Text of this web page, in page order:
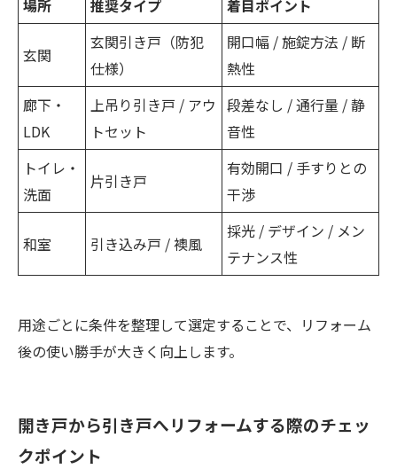
場所 推奨タイプ 着目ポイント
玄関
玄関引き戸（防犯
仕様）
開口幅 / 施錠方法 / 断
熱性
廊下・
LDK
上吊り引き戸 / アウ
トセット
段差なし / 通行量 / 静
音性
トイレ・
洗面
片引き戸
有効開口 / 手すりとの
干渉
和室 引き込み戸 / 襖風
採光 / デザイン / メン
テナンス性
用途ごとに条件を整理して選定することで、リフォーム
後の使い勝手が大きく向上します。
開き戸から引き戸へリフォームする際のチェッ
クポイント